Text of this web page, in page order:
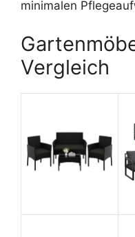
minimalen
Vergleich